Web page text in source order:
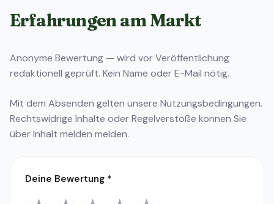
Erfahrungen am Markt
Anonyme Bewertung — wird vor Veröffentlichung
redaktionell geprüft. Kein Name oder E-Mail nötig.
Mit dem Absenden gelten unsere Nutzungsbedingungen.
Rechtswidrige Inhalte oder Regelverstöße können Sie
überInhalt melden melden.
Deine Bewertung *